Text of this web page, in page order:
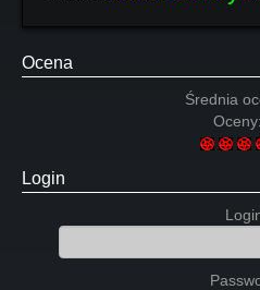
Ocena
Średnia
Oceny:
Login